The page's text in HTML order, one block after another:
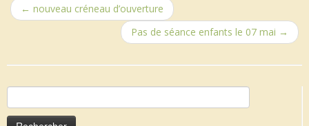
← nouveau créneau d’ouverture
Pas de séance enfants le 07 mai →
Rechercher :